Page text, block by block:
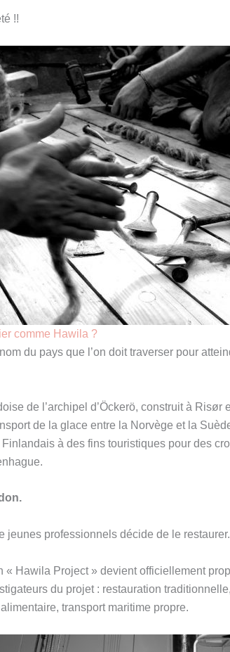
!!
comme Hawila ?
du pays que l’on doit traverser pour
de l’archipel d’Öckerö, construit à Risør
de la glace entre la Norvège et la
à des fins touristiques pour des
jeunes professionnels décide de le restaurer.
« Hawila Project » devient officiellement
du projet : restauration
transport maritime propre.